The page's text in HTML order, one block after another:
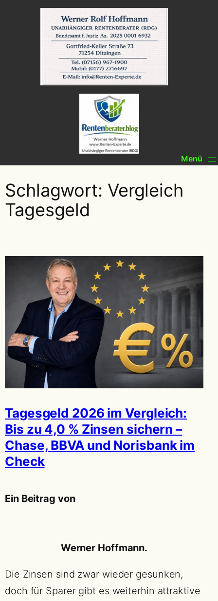
Schlagwort: Vergleich
Tagesgeld
Tagesgeld 2026 im Vergleich:
Bis zu 4,0 % Zinsen sichern –
Chase, BBVA und Norisbank im
Check
Ein Beitrag von
Werner Hoffmann.
Die Zinsen sind zwar wieder gesunken,
doch für Sparer gibt es weiterhin attraktive